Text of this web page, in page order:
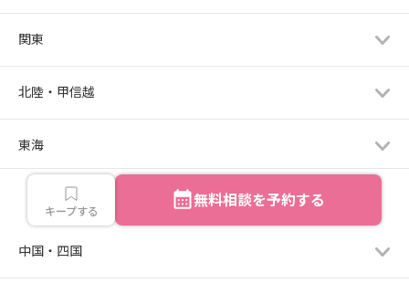
キープする 無料相談を予約する
関東
北陸・甲信越
東海
中国・四国